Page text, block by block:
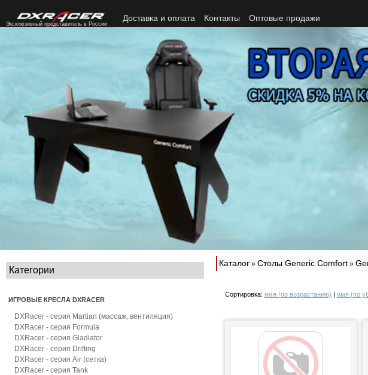
Эксклюзивный представитель в России
Доставка и оплата Контакты Оптовые продажи
Категории
ИГРОВЫЕ КРЕСЛА DXRACER
DXRacer - серия Martian (массаж, вентиляция)
DXRacer - серия Formula
DXRacer - серия Gladiator
DXRacer - серия Drifting
DXRacer - серия Air (сетка)
DXRacer - серия Tank
Каталог » Столы Generic Comfort »
Сортировка: имя (по возрастанию) | имя (по